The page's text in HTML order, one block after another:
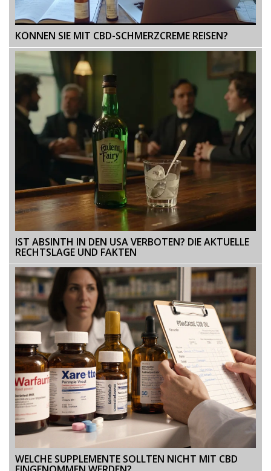
KÖNNEN SIE MIT CBD-SCHMERZCREME REISEN?
IST ABSINTH IN DEN USA VERBOTEN? DIE AKTUELLE
RECHTSLAGE UND FAKTEN
WELCHE SUPPLEMENTE SOLLTEN NICHT MIT CBD